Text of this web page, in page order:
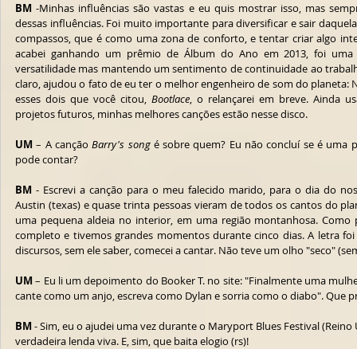
BM -Minhas influências são vastas e eu quis mostrar isso, mas
dessas influências. Foi muito importante para diversificar e sair
compassos, que é como uma zona de conforto, e tentar criar algo
acabei ganhando um prêmio de Álbum do Ano em 2013, foi
versatilidade mas mantendo um sentimento de continuidade ao
claro, ajudou o fato de eu ter o melhor engenheiro de som do planeta:
esses dois que você citou, Bootlace, o relançarei em breve. Ainda
projetos futuros, minhas melhores canções estão nesse disco.
UM – A canção Barry's song é sobre quem? Eu não concluí se é uma
pode contar?
BM - Escrevi a canção para o meu falecido marido, para o dia do
Austin (texas) e quase trinta pessoas vieram de todos os cantos do
uma pequena aldeia no interior, em uma região montanhosa.
completo e tivemos grandes momentos durante cinco dias. A letra
discursos, sem ele saber, comecei a cantar. Não teve um olho "seco"
UM – Eu li um depoimento do Booker T. no site: "Finalmente uma
cante como um anjo, escreva como Dylan e sorria como o diabo". Que
BM - Sim, eu o ajudei uma vez durante o Maryport Blues Festival
verdadeira lenda viva. E, sim, que baita elogio (rs)!